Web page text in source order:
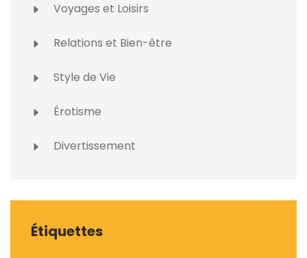
Voyages et Loisirs
Relations et Bien-être
Style de Vie
Érotisme
Divertissement
Étiquettes